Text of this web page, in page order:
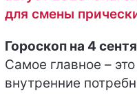
для смены
Гороскоп на 4
Самое главное –
внутренние